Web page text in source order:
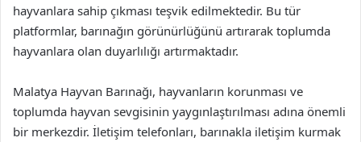
hayvanlara sahip çıkması teşvik edilmektedir. Bu tür
platformlar, barınağın görünürlüğünü artırarak toplumda
hayvanlara olan duyarlılığı artırmaktadır.
Malatya Hayvan Barınağı, hayvanların korunması ve
toplumda hayvan sevgisinin yaygınlaştırılması adına önemli
bir merkezdir. İletişim telefonları, barınakla iletişim kurmak